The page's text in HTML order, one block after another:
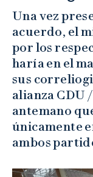
Una vez
acuerdo, el
por los
haría en el
sus
alianza CDU
antemano
únicamente
ambos